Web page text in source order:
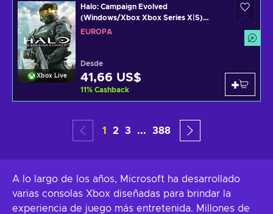
Xbox Live
Halo: Campaign Evolved
(Windows/Xbox Xbox Series X|S)
XBOX LIVE Key EUROPE
EUROPA
Desde
41,66 US$
11% Cashback
1 2 3 ... 388
A lo largo de los años, Microsoft ha desarrollado
varias consolas Xbox diseñadas para brindar la
experiencia de juego más entretenida. Millones de